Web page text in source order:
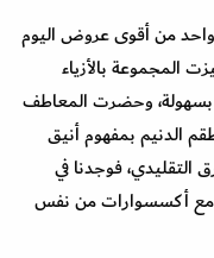
قدمت ماركة أكني ستوديوز Acne Studios واحد من أقوى عروض اليوم
المجموعة بالأزياء
بسهولة، وحضرت المعاطف
الدنيم بمفهوم أنيق
التقليدي، فوجدنا في
المنسق مع أكسسوارات من نفس